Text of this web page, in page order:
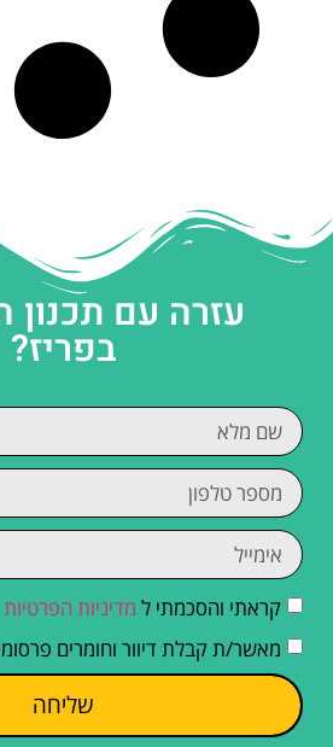
עזרה עם
בפריז?
קראתי והסכמתי ל מדיניות הפרטיות
מאשר/ת קבלת דיוור וחומרים
שליחה